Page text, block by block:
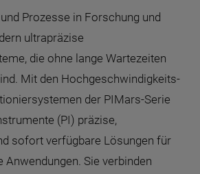
Prozesse in Forschung und
ultrapräzise
die ohne lange Wartezeiten
Mit den Hochgeschwindigkeits-
der PIMars-Serie
(PI) präzise,
sofort verfügbare Lösungen für
Anwendungen. Sie verbinden